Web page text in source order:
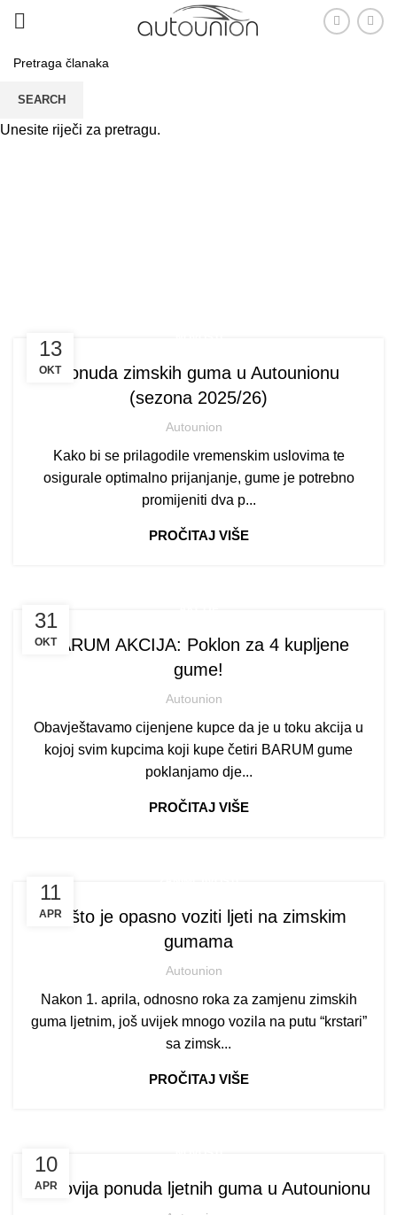
13
OKTPonuda zimskih guma u Autounionu
(sezona 2025/26)
Autounion
Kako bi se prilagodile vremenskim uslovima te
osigurale optimalno prijanjanje, gume je potrebno
promijeniti dva p...
PROČITAJ VIŠE
31
OKTBARUM AKCIJA: Poklon za 4 kupljene
gume!
Autounion
Obavještavamo cijenjene kupce da je u toku akcija u
kojoj svim kupcima koji kupe četiri BARUM gume
poklanjamo dje...
PROČITAJ VIŠE
11
APRZašto je opasno voziti ljeti na zimskim
gumama
Autounion
Nakon 1. aprila, odnosno roka za zamjenu zimskih
guma ljetnim, još uvijek mnogo vozila na putu “krstari”
sa zimsk...
PROČITAJ VIŠE
10
APR
Najnovija ponuda ljetnih guma u Autounionu
SEARCH
Unesite riječi za pretragu.